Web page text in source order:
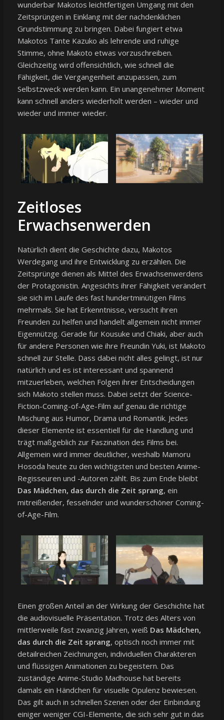
wunderbar Makotos leichtfertigen Umgang mit den
Zeitsprüngen in Einklang mit der nachdenklichen
Grundstimmung zu bringen. Dabei fungiert etwa
Makotos Tante Kazuko als lehrende und ruhige
Stimme, ohne Makoto etwas vorzuschreiben.
Gleichzeitig wird offensichtlich, wie schnell die
Fähigkeit, die Vergangenheit anzupassen, zum
Selbstzweck werden kann. Ein unangenehmer Moment
kann schnell anders wiederholt werden – wieder und
wieder und immer wieder.
Zeitloses
Erwachsenwerden
Natürlich dient die Geschichte dazu, Makotos
Werdegang und ihre Entwicklung zu erzählen. Die
Zeitsprünge dienen als Mittel des Erwachsenwerdens
der Protagonistin. Angesichts ihrer Fähigkeit verändert
sie sich im Laufe des fast hundertminütigen Films
mehrmals. Sie hat Erkenntnisse, versucht ihren
Freunden zu helfen und handelt allgemein nicht immer
Eigennützig. Gerade für Kousuke und Chiaki, aber auch
für andere Personen wie ihre Freundin Yuki, ist Makoto
schnell zur Stelle. Dass dabei nicht alles gelingt, ist nur
natürlich und es ist interessant und spannend
mitzuerleben, welchen Folgen ihrer Entscheidungen
sich Makoto stellen muss. Dabei setzt der Science-
Fiction-Coming-of-Age-Film auf genau die richtige
Mischung aus Humor, Drama und Romantik. Jedes
dieser Elemente ist essentiell für die Handlung und
trägt maßgeblich zur Faszination des Films bei.
Allgemein wird immer deutlicher, weshalb Mamoru
Hosoda heute zu den wichtigsten und besten Anime-
Regisseuren und -Autoren zählt. Bis zum Ende bleibt
Das Mädchen, das durch die Zeit sprang, ein
mitreißender, fesselnder und wunderschöner Coming-
of-Age-Film.
Einen großen Anteil an der Wirkung der Geschichte hat
die audiovisuelle Präsentation. Trotz des Alters von
mittlerweile fast zwanzig Jahren, weiß Das Mädchen,
das durch die Zeit sprang, optisch noch immer mit
detailreichen Zeichnungen, individuellen Charakteren
und flüssigen Animationen zu begeistern. Das
zuständige Anime-Studio Madhouse hat bereits
damals ein Händchen für visuelle Opulenz bewiesen.
Das gilt auch in schnellen Szenen oder der Einbindung
einiger weniger CGI-Elemente, die sich sehr gut in das